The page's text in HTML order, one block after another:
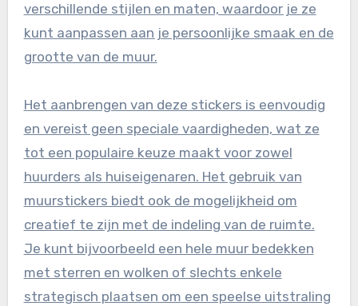
verschillende stijlen en maten, waardoor je ze
kunt aanpassen aan je persoonlijke smaak en de
grootte van de muur.
Het aanbrengen van deze stickers is eenvoudig
en vereist geen speciale vaardigheden, wat ze
tot een populaire keuze maakt voor zowel
huurders als huiseigenaren. Het gebruik van
muurstickers biedt ook de mogelijkheid om
creatief te zijn met de indeling van de ruimte.
Je kunt bijvoorbeeld een hele muur bedekken
met sterren en wolken of slechts enkele
strategisch plaatsen om een speelse uitstraling